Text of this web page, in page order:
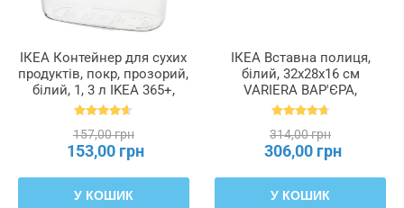
Діаметр
кришки
Ємність
ІКЕА Контейнер для сухих
продуктів, покр, прозорий,
білий, 1, 3 л IKEA 365+,
800.667.23
157,00 грн
153,00 грн
У КОШИК
ІКЕА Вставна полиця,
білий, 32x28x16 см
VARIERA ВАР'ЄРА,
601.366.23
314,00 грн
306,00 грн
У КОШИК